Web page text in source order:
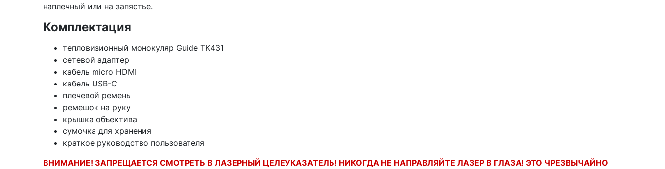
наплечный или на запястье.
Комплектация
тепловизионный монокуляр Guide TK431
сетевой адаптер
кабель micro HDMI
кабель USB-C
плечевой ремень
ремешок на руку
крышка объектива
сумочка для хранения
краткое руководство пользователя
ВНИМАНИЕ! ЗАПРЕЩАЕТСЯ СМОТРЕТЬ В ЛАЗЕРНЫЙ ЦЕЛЕУКАЗАТЕЛЬ! НИКОГДА НЕ НАПРАВЛЯЙТЕ ЛАЗЕР В ГЛАЗА! ЭТО ЧРЕЗВЫЧАЙНО